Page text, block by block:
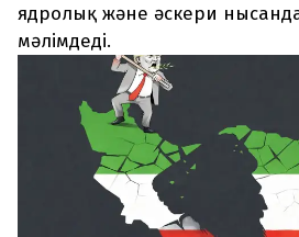
Редакциямен байланыс
+7 708 604 51 06
Жарнама бөлімі
+7 701 220 64 52
zhasalash100@gmail.com
ядролық және әскери
мәлімдеді.